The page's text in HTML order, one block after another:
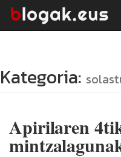
Kategoria:
Apirilaren